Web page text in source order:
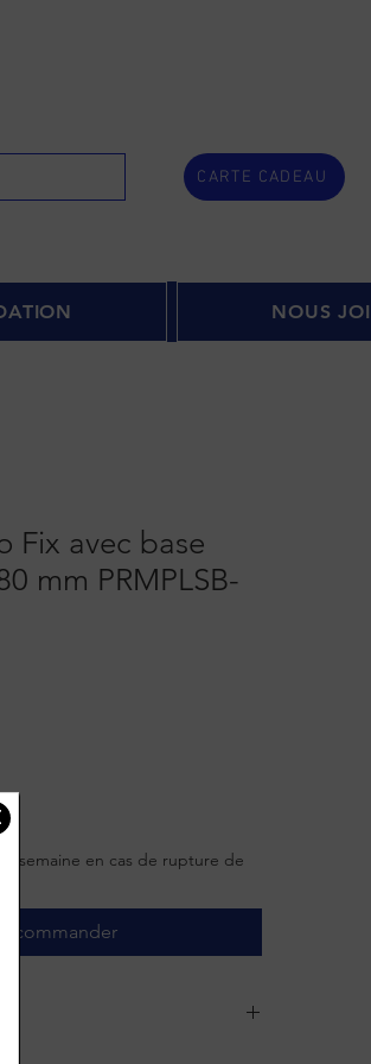
CARTE CADEAU
NOUS
Fix avec base
mm PRMPLSB-
semaine en cas de rupture de